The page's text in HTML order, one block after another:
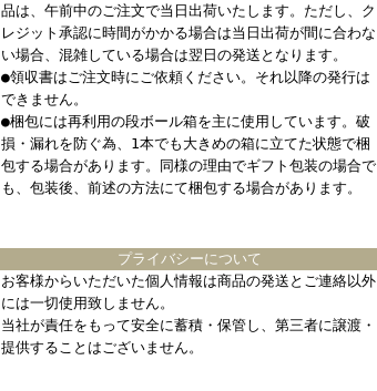
品は、午前中のご注文で当日出荷いたします。ただし、ク
レジット承認に時間がかかる場合は当日出荷が間に合わな
い場合、混雑している場合は翌日の発送となります。
●領収書はご注文時にご依頼ください。それ以降の発行は
できません。
●梱包には再利用の段ボール箱を主に使用しています。破
損・漏れを防ぐ為、1本でも大きめの箱に立てた状態で梱
包する場合があります。同様の理由でギフト包装の場合で
も、包装後、前述の方法にて梱包する場合があります。
プライバシーについて
お客様からいただいた個人情報は商品の発送とご連絡以外
には一切使用致しません。
当社が責任をもって安全に蓄積・保管し、第三者に譲渡・
提供することはございません。